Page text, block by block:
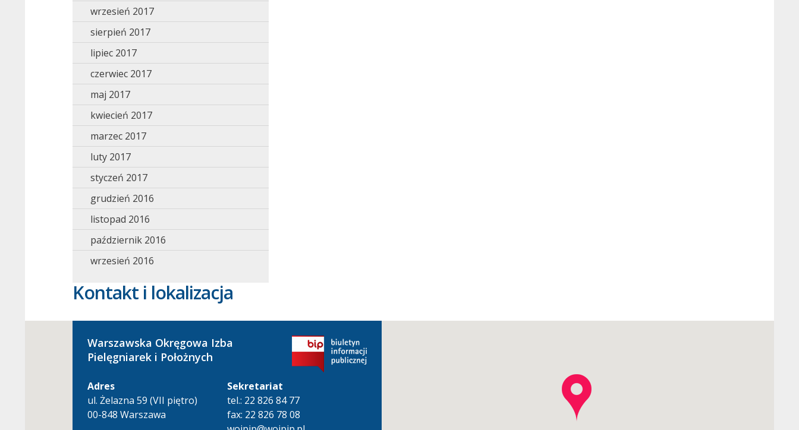
wrzesień 2017
sierpień 2017
lipiec 2017
czerwiec 2017
maj 2017
kwiecień 2017
marzec 2017
luty 2017
styczeń 2017
grudzień 2016
listopad 2016
październik 2016
wrzesień 2016
Kontakt i lokalizacja
Warszawska Okręgowa Izba
Pielęgniarek i Położnych
Adres
ul. Żelazna 59 (VII piętro)
00-848 Warszawa
Sekretariat
tel.: 22 826 84 77
fax: 22 826 78 08